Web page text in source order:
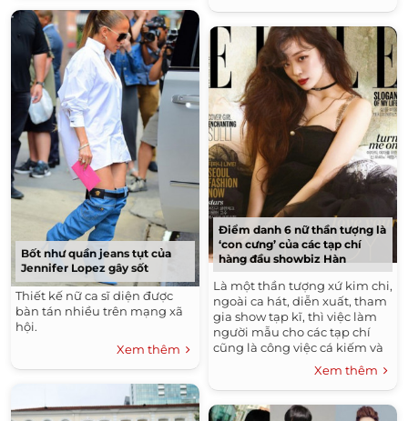
Bốt như quần jeans tụt của
Jennifer Lopez gây sốt
Thiết kế nữ ca sĩ diện được
bàn tán nhiều trên mạng xã
hội.
Xem thêm
Điểm danh 6 nữ thần tượng là
‘con cưng’ của các tạp chí
hàng đầu showbiz Hàn
Là một thần tượng xứ kim chi,
ngoài ca hát, diễn xuất, tham
gia show tạp kĩ, thì việc làm
người mẫu cho các tạp chí
cũng là công việc cá kiếm và
tăng độ phủ sóng mạnh mẽ
Xem thêm